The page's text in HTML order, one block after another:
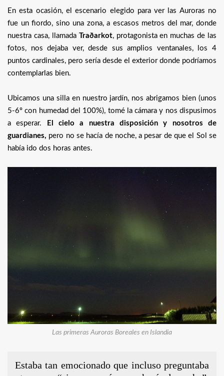
En esta ocasión, el escenario elegido para ver las Auroras no
fue un fiordo, sino una zona, a escasos metros del mar, donde
nuestra casa, llamada Traðarkot, protagonista en muchas de las
fotos, nos dejaba ver, desde sus amplios ventanales, los 4
puntos cardinales, pero sería desde el exterior donde podríamos
contemplarlas bien.
Ubicamos una silla en nuestro jardín, nos abrigamos bien (unos
5-6º con humedad del 100%), tomé la cámara y nos dispusimos
a esperar.
El cielo a nuestra disposición y nosotros de
guardianes, pero no se hacía de noche, a pesar de que el Sol se
había ido dos horas antes.
Las primeras Auroras Boreales en Islandia
Estaba tan emocionado que incluso preguntaba